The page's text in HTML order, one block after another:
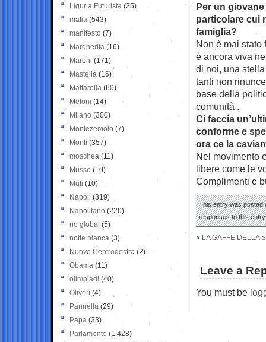
Per un
particolare cui
famiglia?
Non è mai stato
è ancora viva
di noi, una
tanti non
base della
comunità .
Ci faccia
conforme e
ora ce la
Nel movimento
libere come le
Complimenti e
This entry was posted
responses to this
« LA GAFFE DELLA
Leave a
You must be
Liguria Futurista (25)
mafia (543)
manifesto (7)
Margherita (16)
Maroni (171)
Mastella (16)
Mattarella (60)
Meloni (14)
Milano (300)
Montezemolo (7)
Monti (357)
moschea (11)
Musso (10)
Muti (10)
Napoli (319)
Napolitano (220)
no global (5)
notte bianca (3)
Nuovo Centrodestra (2)
Obama (11)
olimpiadi (40)
Oliveri (4)
Pannella (29)
Papa (33)
Parlamento (1.428)